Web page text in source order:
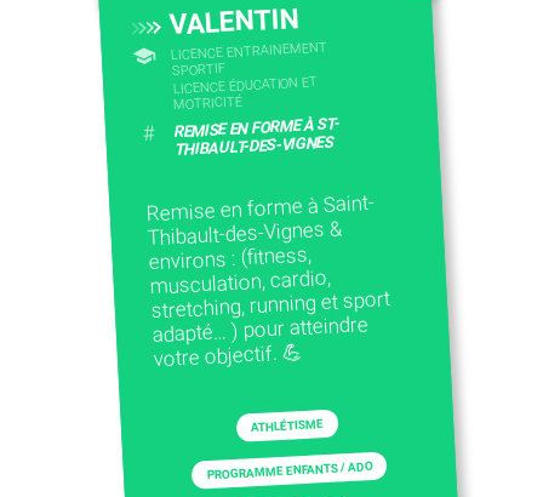
VALENTIN
LICENCE ENTRAINEMENT
SPORTIF
LICENCE ÉDUCATION ET
MOTRICITÉ
# REMISE EN FORME À ST-
THIBAULT-DES-VIGNES
Remise en forme à Saint-
Thibault-des-Vignes &
environs : (fitness,
musculation, cardio,
stretching, running et sport
adapté… ) pour atteindre
votre objectif. 💪
ATHLÉTISME
PROGRAMME ENFANTS / ADO